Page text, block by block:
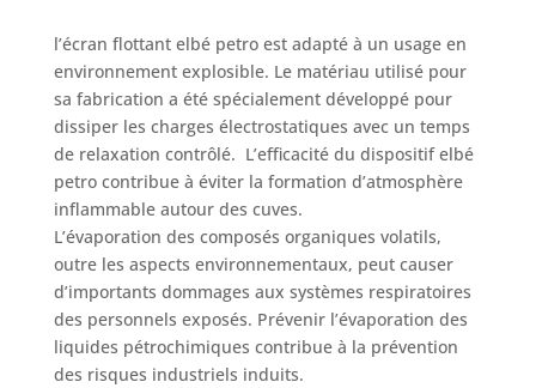
l’écran flottant elbé petro est adapté à un usage en
environnement explosible. Le matériau utilisé pour
sa fabrication a été spécialement développé pour
dissiper les charges électrostatiques avec un temps
de relaxation contrôlé. L’efficacité du dispositif elbé
petro contribue à éviter la formation d’atmosphère
inflammable autour des cuves.
L’évaporation des composés organiques volatils,
outre les aspects environnementaux, peut causer
d’importants dommages aux systèmes respiratoires
des personnels exposés. Prévenir l’évaporation des
liquides pétrochimiques contribue à la prévention
des risques industriels induits.